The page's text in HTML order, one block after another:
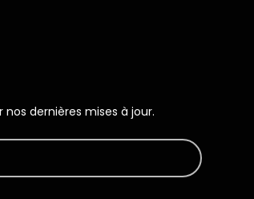
dernières mises à jour.